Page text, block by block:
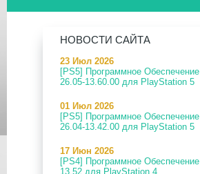
НОВОСТИ САЙТА
23 Июл 2026
[PS5] Программное Обеспечение
26.05-13.60.00 для PlayStation 5
01 Июл 2026
[PS5] Программное Обеспечение
26.04-13.42.00 для PlayStation 5
17 Июн 2026
[PS4] Программное Обеспечение
13.52 для PlayStation 4